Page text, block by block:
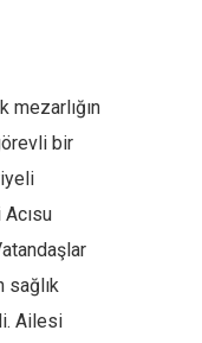
mezarlığın
bir
sağlık
Ailesi